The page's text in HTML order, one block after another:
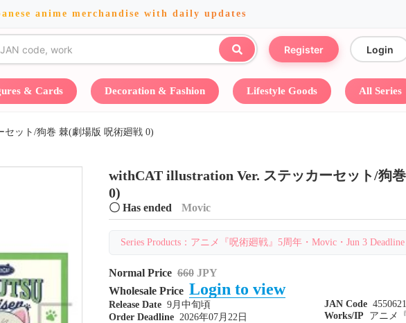
anime merchandise with daily updates
Register Login
& Cards Decoration & Fashion Lifestyle Goods All Series
セット/狗巻 棘(劇場版 呪術廻戦 0)
withCAT illustration Ver. ステッカーセット/狗
0)
〇 Has ended Movic
Series Products：アニメ『呪術廻戦』5周年・Movic・Jun 3 Deadline
Normal Price 660 JPY
Wholesale Price Login to view
Release Date 9月中旬頃
Order Deadline 2026年07月22日
JAN Code
Works/IP
アニメ